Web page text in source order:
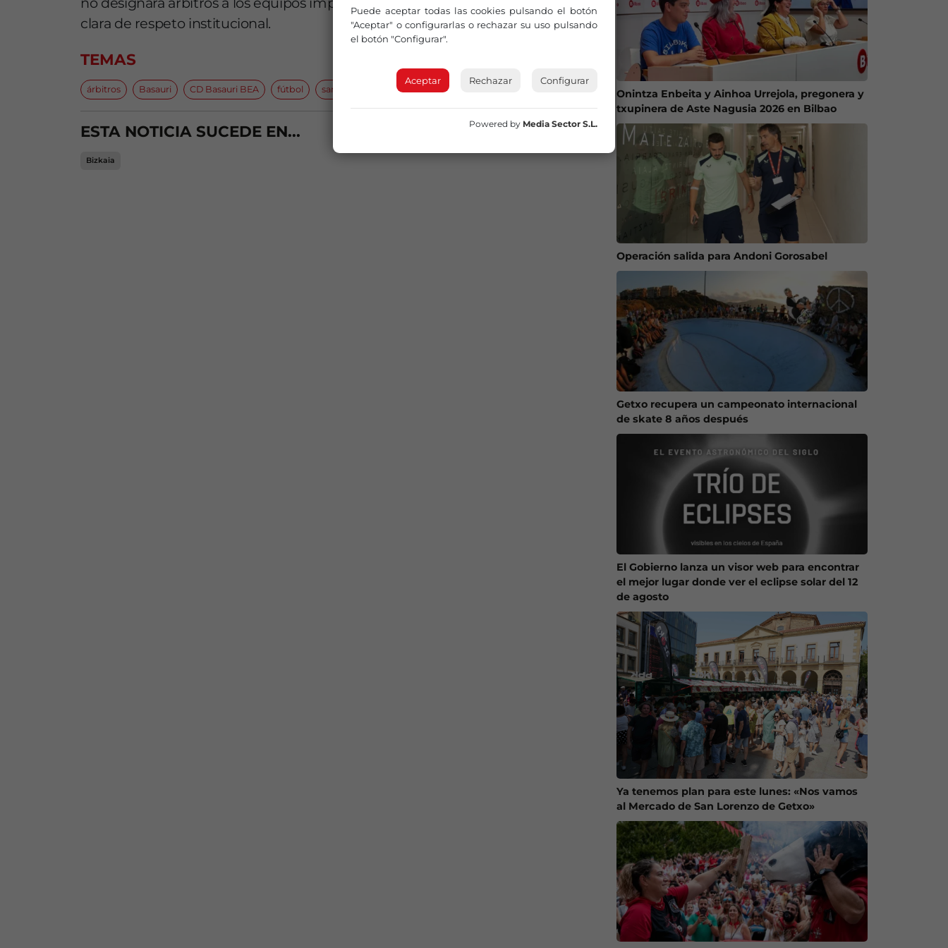
clara de respeto institucional.
TEMAS
árbitros Basauri CD Basauri BEA fútbol sanciones
ESTA NOTICIA SUCEDE EN...
Bizkaia
Onintza Enbeita y Ainhoa Urrejola, pregonera y
txupinera de Aste Nagusia 2026 en Bilbao
Operación salida para Andoni Gorosabel
Getxo recupera un campeonato internacional
de skate 8 años después
El Gobierno lanza un visor web para encontrar
el mejor lugar donde ver el eclipse solar del 12
de agosto
Ya tenemos plan para este lunes: «Nos vamos
al Mercado de San Lorenzo de Getxo»
Puede aceptar todas las cookies pulsando el botón
"Aceptar" o configurarlas o rechazar su uso pulsando
el botón "Configurar".
Aceptar Rechazar Configurar
Powered by Media Sector S.L.